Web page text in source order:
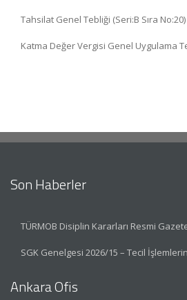
Tahsilat Genel Tebliği (Seri:B Sıra No:20)
Katma Değer Vergisi Genel Uygulama
Son Haberler
TÜRMOB Disiplin Kararları Resmi
SGK Genelgesi 2026/15 – Tecil
Ankara Ofis